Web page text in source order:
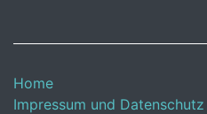
Home
Impressum und Datenschutz